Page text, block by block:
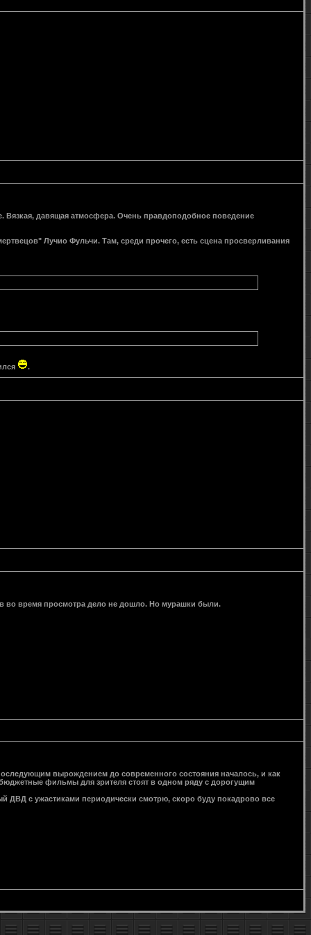
Вязкая, давящая атмосфера. Очень правдоподобное поведение
Лучио Фульчи. Там, среди прочего, есть сцена просверливания
.
во время просмотра дело не дошло. Но мурашки были.
вырождением до современного состояния началось, и как
фильмы для зрителя стоят в одном ряду с дорогущим
ДВД с ужастиками периодически смотрю, скоро буду покадрово все